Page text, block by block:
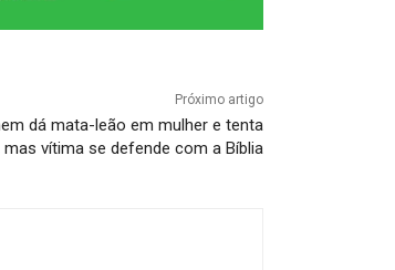
Próximo artigo
dá mata-leão em mulher e tenta
vítima se defende com a Bíblia